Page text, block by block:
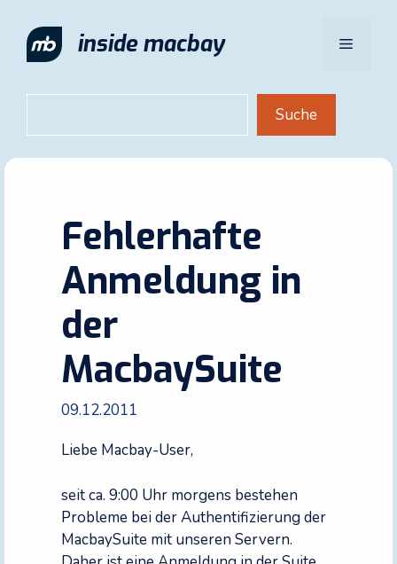
Inhalt
springen
inside macbay Menü
Suche
Fehlerhafte
Anmeldung in
der
MacbaySuite
09.12.2011
Liebe Macbay-User,
seit ca. 9:00 Uhr morgens bestehen
Probleme bei der Authentifizierung der
MacbaySuite mit unseren Servern.